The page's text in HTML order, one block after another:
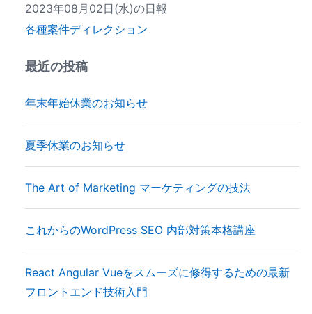
2023年08月02日(水)の日報
各種案件ディレクション
最近の投稿
年末年始休業のお知らせ
夏季休業のお知らせ
The Art of Marketing マーケティングの技法
これからのWordPress SEO 内部対策本格講座
React Angular Vueをスムーズに修得するための最新
フロントエンド技術入門